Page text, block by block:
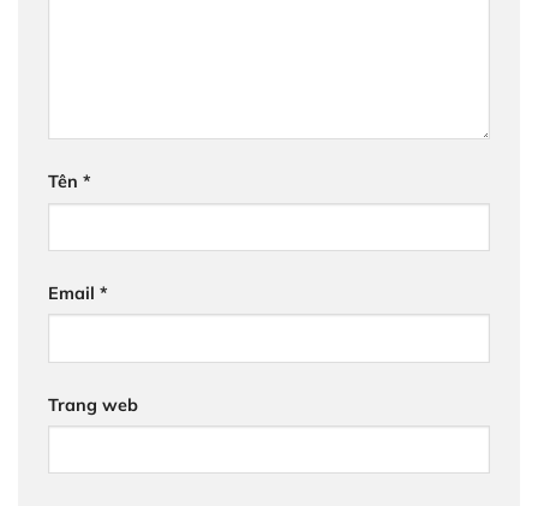
Tên *
Email *
Trang web